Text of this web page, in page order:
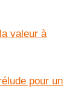
valeur à
pour un